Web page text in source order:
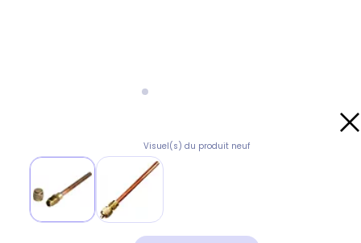
Visuel(s) du produit neuf